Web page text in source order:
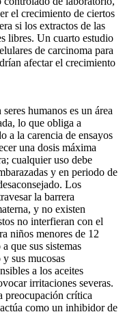
el crecimiento de ciertos
si los extractos de las
libres. Un cuarto estudio
de carcinoma para
afectar el crecimiento
humanos es un área
lo que obliga a
a la carencia de ensayos
una dosis máxima
cualquier uso debe
y en periodo de
Los
la barrera
y no existen
no interfieran con el
niños menores de 12
que sus sistemas
sus mucosas
a los aceites
irritaciones severas.
preocupación crítica
como un inhibidor de